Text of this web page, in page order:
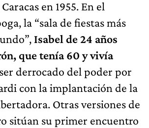
en 1955. En el
la “sala de fiestas más
Isabel de 24 años
que tenía 60 y vivía
derrocado del poder por
con la implantación de la
Otras versiones de
sitúan su primer encuentro